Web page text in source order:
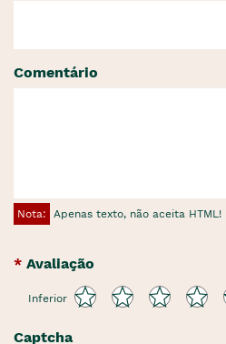
Comentário
Nota: Apenas texto, não aceita HTML!
Avaliação
Inferior
Captcha